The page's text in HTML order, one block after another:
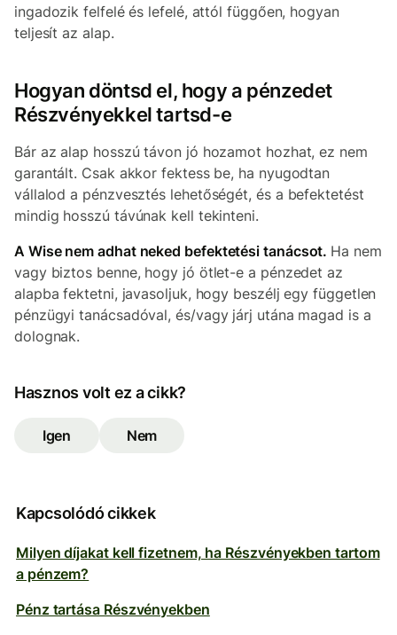
ingadozik felfelé és lefelé, attól függően, hogyan
teljesít az alap.
Hogyan döntsd el, hogy a pénzedet
Részvényekkel tartsd-e
Bár az alap hosszú távon jó hozamot hozhat, ez nem
garantált. Csak akkor fektess be, ha nyugodtan
vállalod a pénzvesztés lehetőségét, és a befektetést
mindig hosszú távúnak kell tekinteni.
A Wise nem adhat neked befektetési tanácsot. Ha nem
vagy biztos benne, hogy jó ötlet-e a pénzedet az
alapba fektetni, javasoljuk, hogy beszélj egy független
pénzügyi tanácsadóval, és/vagy járj utána magad is a
dolognak.
Hasznos volt ez a cikk?
Igen Nem
Kapcsolódó cikkek
Milyen díjakat kell fizetnem, ha Részvényekben tartom
a pénzem?
Pénz tartása Részvényekben